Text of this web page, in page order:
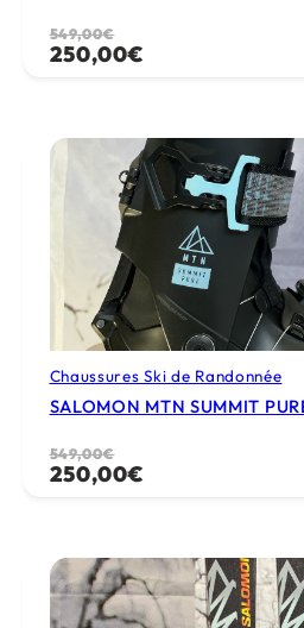
549,00€
Le
prix
549,00€.
250,00€
Le
prix
250,00€.
Chaussures Ski de Randonnée
SALOMON MTN SUMMIT
549,00€
Le
prix
549,00€.
250,00€
Le
prix
250,00€.